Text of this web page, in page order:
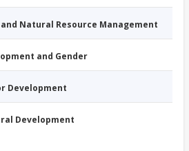
and Natural Resource Management
and Gender
Development
Development